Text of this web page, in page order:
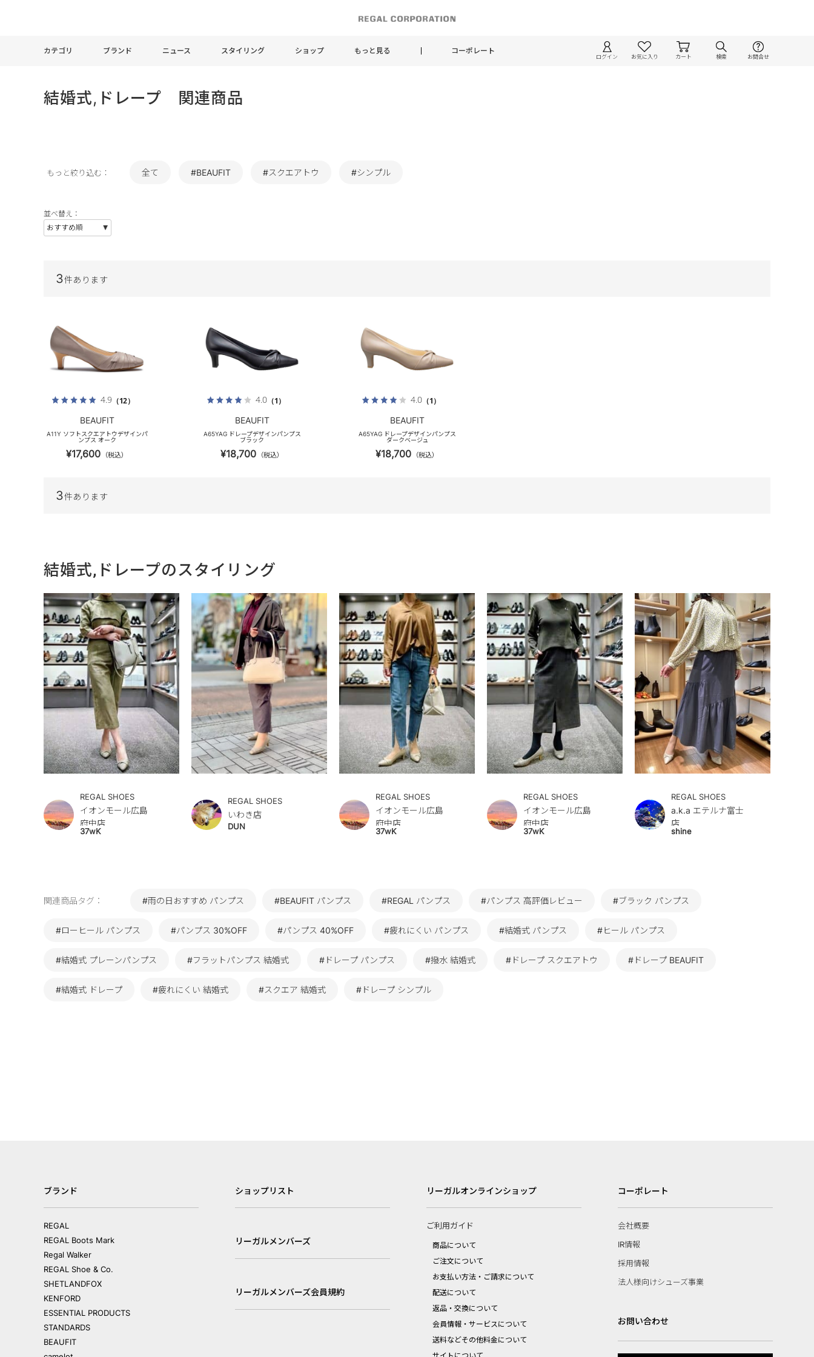
カテゴリ ブランド ニュース スタイリング ショップ もっと見る コーポレート
ログイン お気に入り カート 検索 お問合せ
結婚式,ドレープ 関連商品
もっと絞り込む： 全て #BEAUFIT #スクエアトウ #シンプル
並べ替え：
3件あります
4.9 （12）
BEAUFIT
A11Y ソフトスクエアトウデザインパ
ンプス オーク
¥17,600 （税込）
4.0（1）
BEAUFIT
A65YAG ドレープデザインパンプス
ブラック
¥18,700 （税込）
4.0（1）
BEAUFIT
A65YAG ドレープデザインパンプス
ダークベージュ
¥18,700 （税込）
3件あります
結婚式,ドレープのスタイリング
REGAL SHOES
イオンモール広島
府中店
37wK
REGAL SHOES
いわき店
DUN
REGAL SHOES
イオンモール広島
府中店
37wK
REGAL SHOES
イオンモール広島
府中店
37wK
REGAL SHOES
a.k.a エテルナ富士
店
shine
関連商品タグ： #雨の日おすすめ パンプス #BEAUFIT パンプス #REGAL パンプス #パンプス 高評価レビュー #ブラック パンプス
#ローヒール パンプス #パンプス 30%OFF #パンプス 40%OFF #疲れにくい パンプス #結婚式 パンプス #ヒール パンプス
#結婚式 プレーンパンプス #フラットパンプス 結婚式 #ドレープ パンプス #撥水 結婚式 #ドレープ スクエアトウ #ドレープ BEAUFIT
#結婚式 ドレープ #疲れにくい 結婚式 #スクエア 結婚式 #ドレープ シンプル
ブランド
REGAL
REGAL Boots Mark
Regal Walker
REGAL Shoe & Co.
SHETLANDFOX
KENFORD
ESSENTIAL PRODUCTS
STANDARDS
BEAUFIT
ショップリスト
リーガルメンバーズ
リーガルメンバーズ会員規約
リーガルオンラインショップ
ご利用ガイド
商品について
ご注文について
お支払い方法・ご請求について
配送について
返品・交換について
会員情報・サービスについて
送料などその他料金について
コーポレート
会社概要
IR情報
採用情報
法人様向けシューズ事業
お問い合わせ